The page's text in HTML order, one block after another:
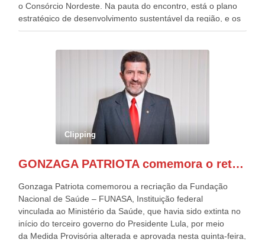
o Consórcio Nordeste. Na pauta do encontro, está o plano
estratégico de desenvolvimento sustentável da região, e os
desafios para a elaboração de políticas públicas, que
evento contou com a presença do Vice-presidente Geraldo
Alckmin, que também ocupa o Ministério do
Desenvolvimento, Indústria, Comércio e Serviços, o ex
governador de Pernambuco, agora Presidente do Banco do
Nordeste, Paulo Câmara, o ex Deputado Federal, e
atualmente Superintendente da SUDENE, Danilo Cabral, da
Governadora de Pernambuco, Raquel Lyra, os ministros da
Casa Civil, Rui Costa, e da Integração e do Desenvolvimento
de todo Nordeste que também ajudam a fomentar o
Clipping
GONZAGA PATRIOTA comemora o retorno da FUNASA
Gonzaga Patriota comemorou a recriação da Fundação
Nacional de Saúde – FUNASA, Instituição federal
vinculada ao Ministério da Saúde, que havia sido extinta no
início do terceiro governo do Presidente Lula, por meio
da Medida Provisória alterada e aprovada nesta quinta-feira,